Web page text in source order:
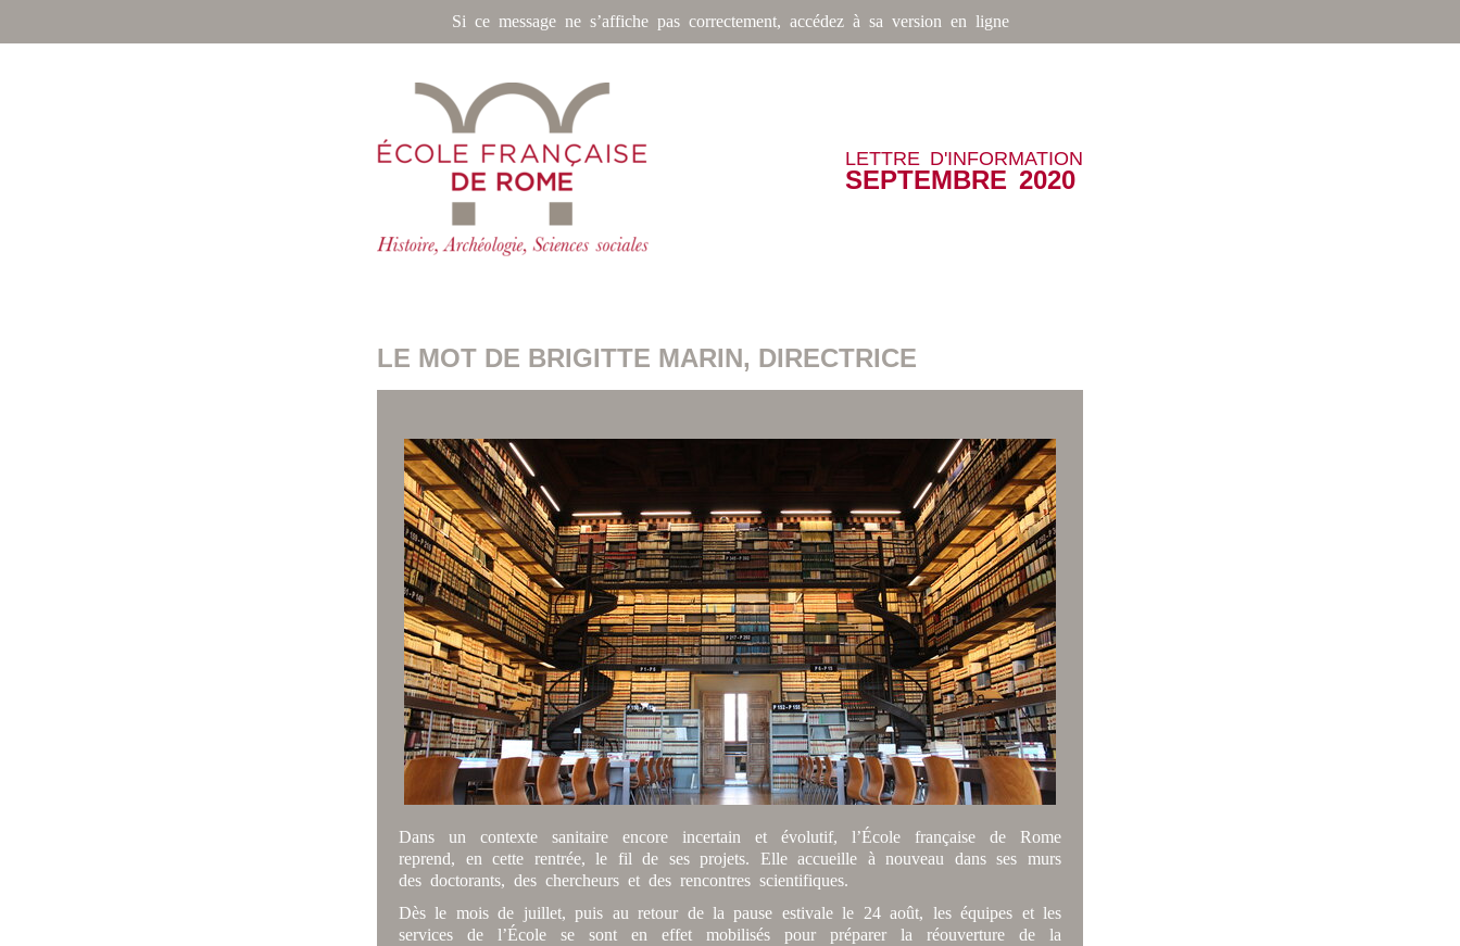
Si ce message ne s’affiche pas correctement, accédez à sa version en ligne
LETTRE D'INFORMATION
SEPTEMBRE 2020
LE MOT DE BRIGITTE MARIN, DIRECTRICE
Dans un contexte sanitaire encore incertain et évolutif, l’École française de Rome
reprend, en cette rentrée, le fil de ses projets. Elle accueille à nouveau dans ses murs
des doctorants, des chercheurs et des rencontres scientifiques.
Dès le mois de juillet, puis au retour de la pause estivale le 24 août, les équipes et les
services de l’École se sont en effet mobilisés pour préparer la réouverture de la